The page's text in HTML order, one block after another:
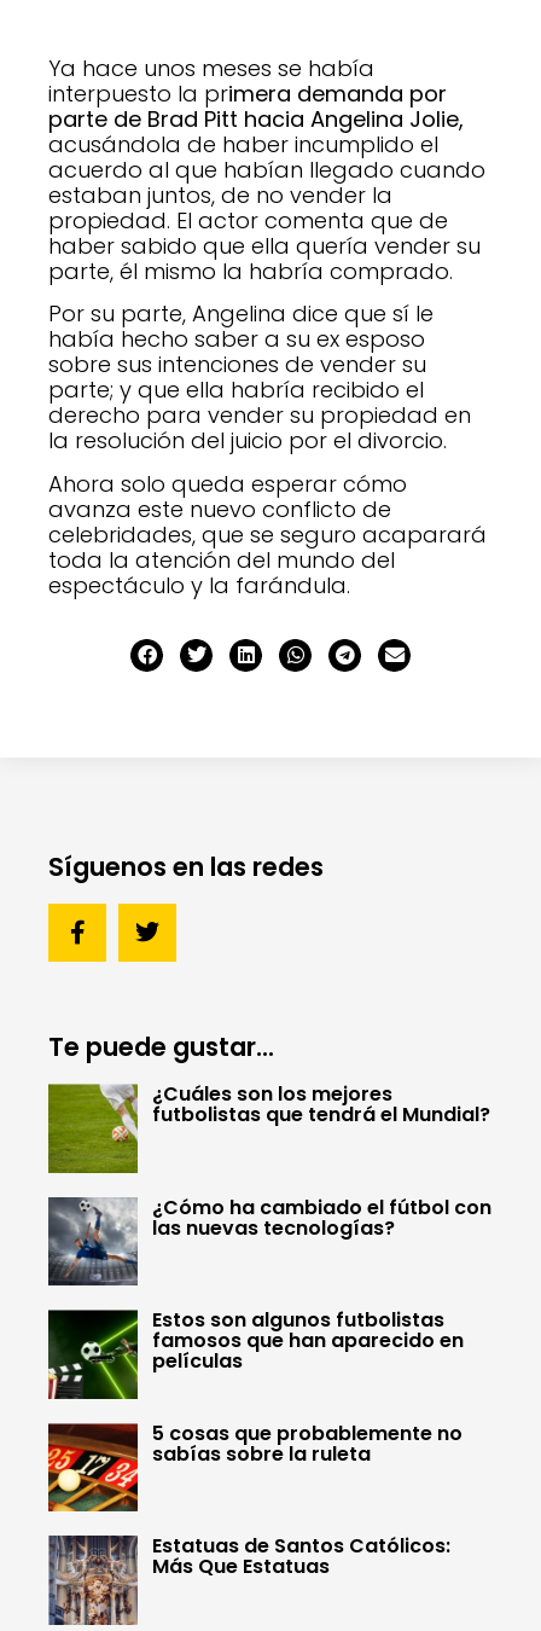
Ya hace unos meses se había
interpuesto la primera demanda por
parte de Brad Pitt hacia Angelina Jolie,
acusándola de haber incumplido el
acuerdo al que habían llegado cuando
estaban juntos, de no vender la
propiedad. El actor comenta que de
haber sabido que ella quería vender su
parte, él mismo la habría comprado.
Por su parte, Angelina dice que sí le
había hecho saber a su ex esposo
sobre sus intenciones de vender su
parte; y que ella habría recibido el
derecho para vender su propiedad en
la resolución del juicio por el divorcio.
Ahora solo queda esperar cómo
avanza este nuevo conflicto de
celebridades, que se seguro acaparará
toda la atención del mundo del
espectáculo y la farándula.
Síguenos en las redes
Te puede gustar...
¿Cuáles son los mejores
futbolistas que tendrá el Mundial?
¿Cómo ha cambiado el fútbol con
las nuevas tecnologías?
Estos son algunos futbolistas
famosos que han aparecido en
películas
5 cosas que probablemente no
sabías sobre la ruleta
Estatuas de Santos Católicos:
Más Que Estatuas